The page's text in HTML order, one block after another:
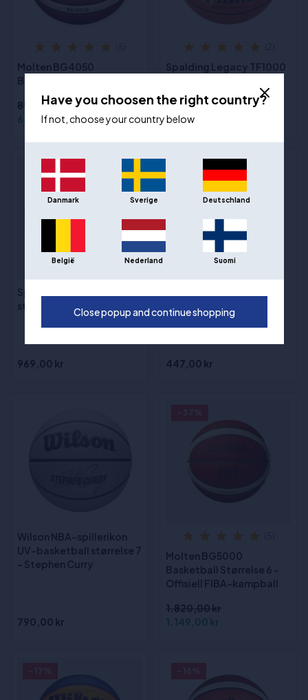
Molten BG4050
Basketball størrelse 6
895,00 kr
649,00 kr
Spalding Legacy TF1000
1.492,00 kr
Spalding TF Gold
størrelse 6
969,00 kr
Wilson WNBA Authentic
Series Outdoor
447,00 kr
Wilson NBA-spillerikon
UV-basketball størrelse 7
- Stephen Curry
790,00 kr
Molten BG5000
Basketball Størrelse 6 -
Offisiell FIBA-kampball
1.820,00 kr
1.149,00 kr
Have you choosen the right country?
If not, choose your country below
Danmark Sverige Deutschland
België Nederland Suomi
Close popup and continue shopping